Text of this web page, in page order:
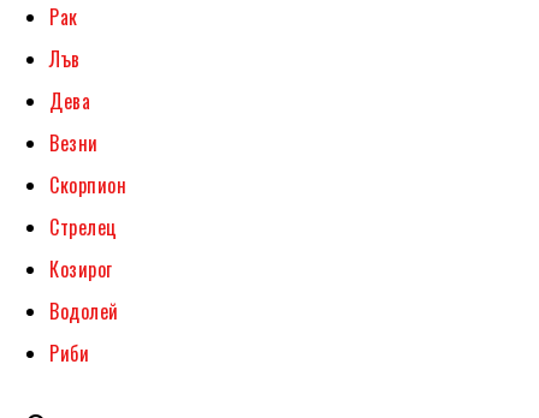
Рак
Лъв
Дева
Везни
Скорпион
Стрелец
Козирог
Водолей
Риби